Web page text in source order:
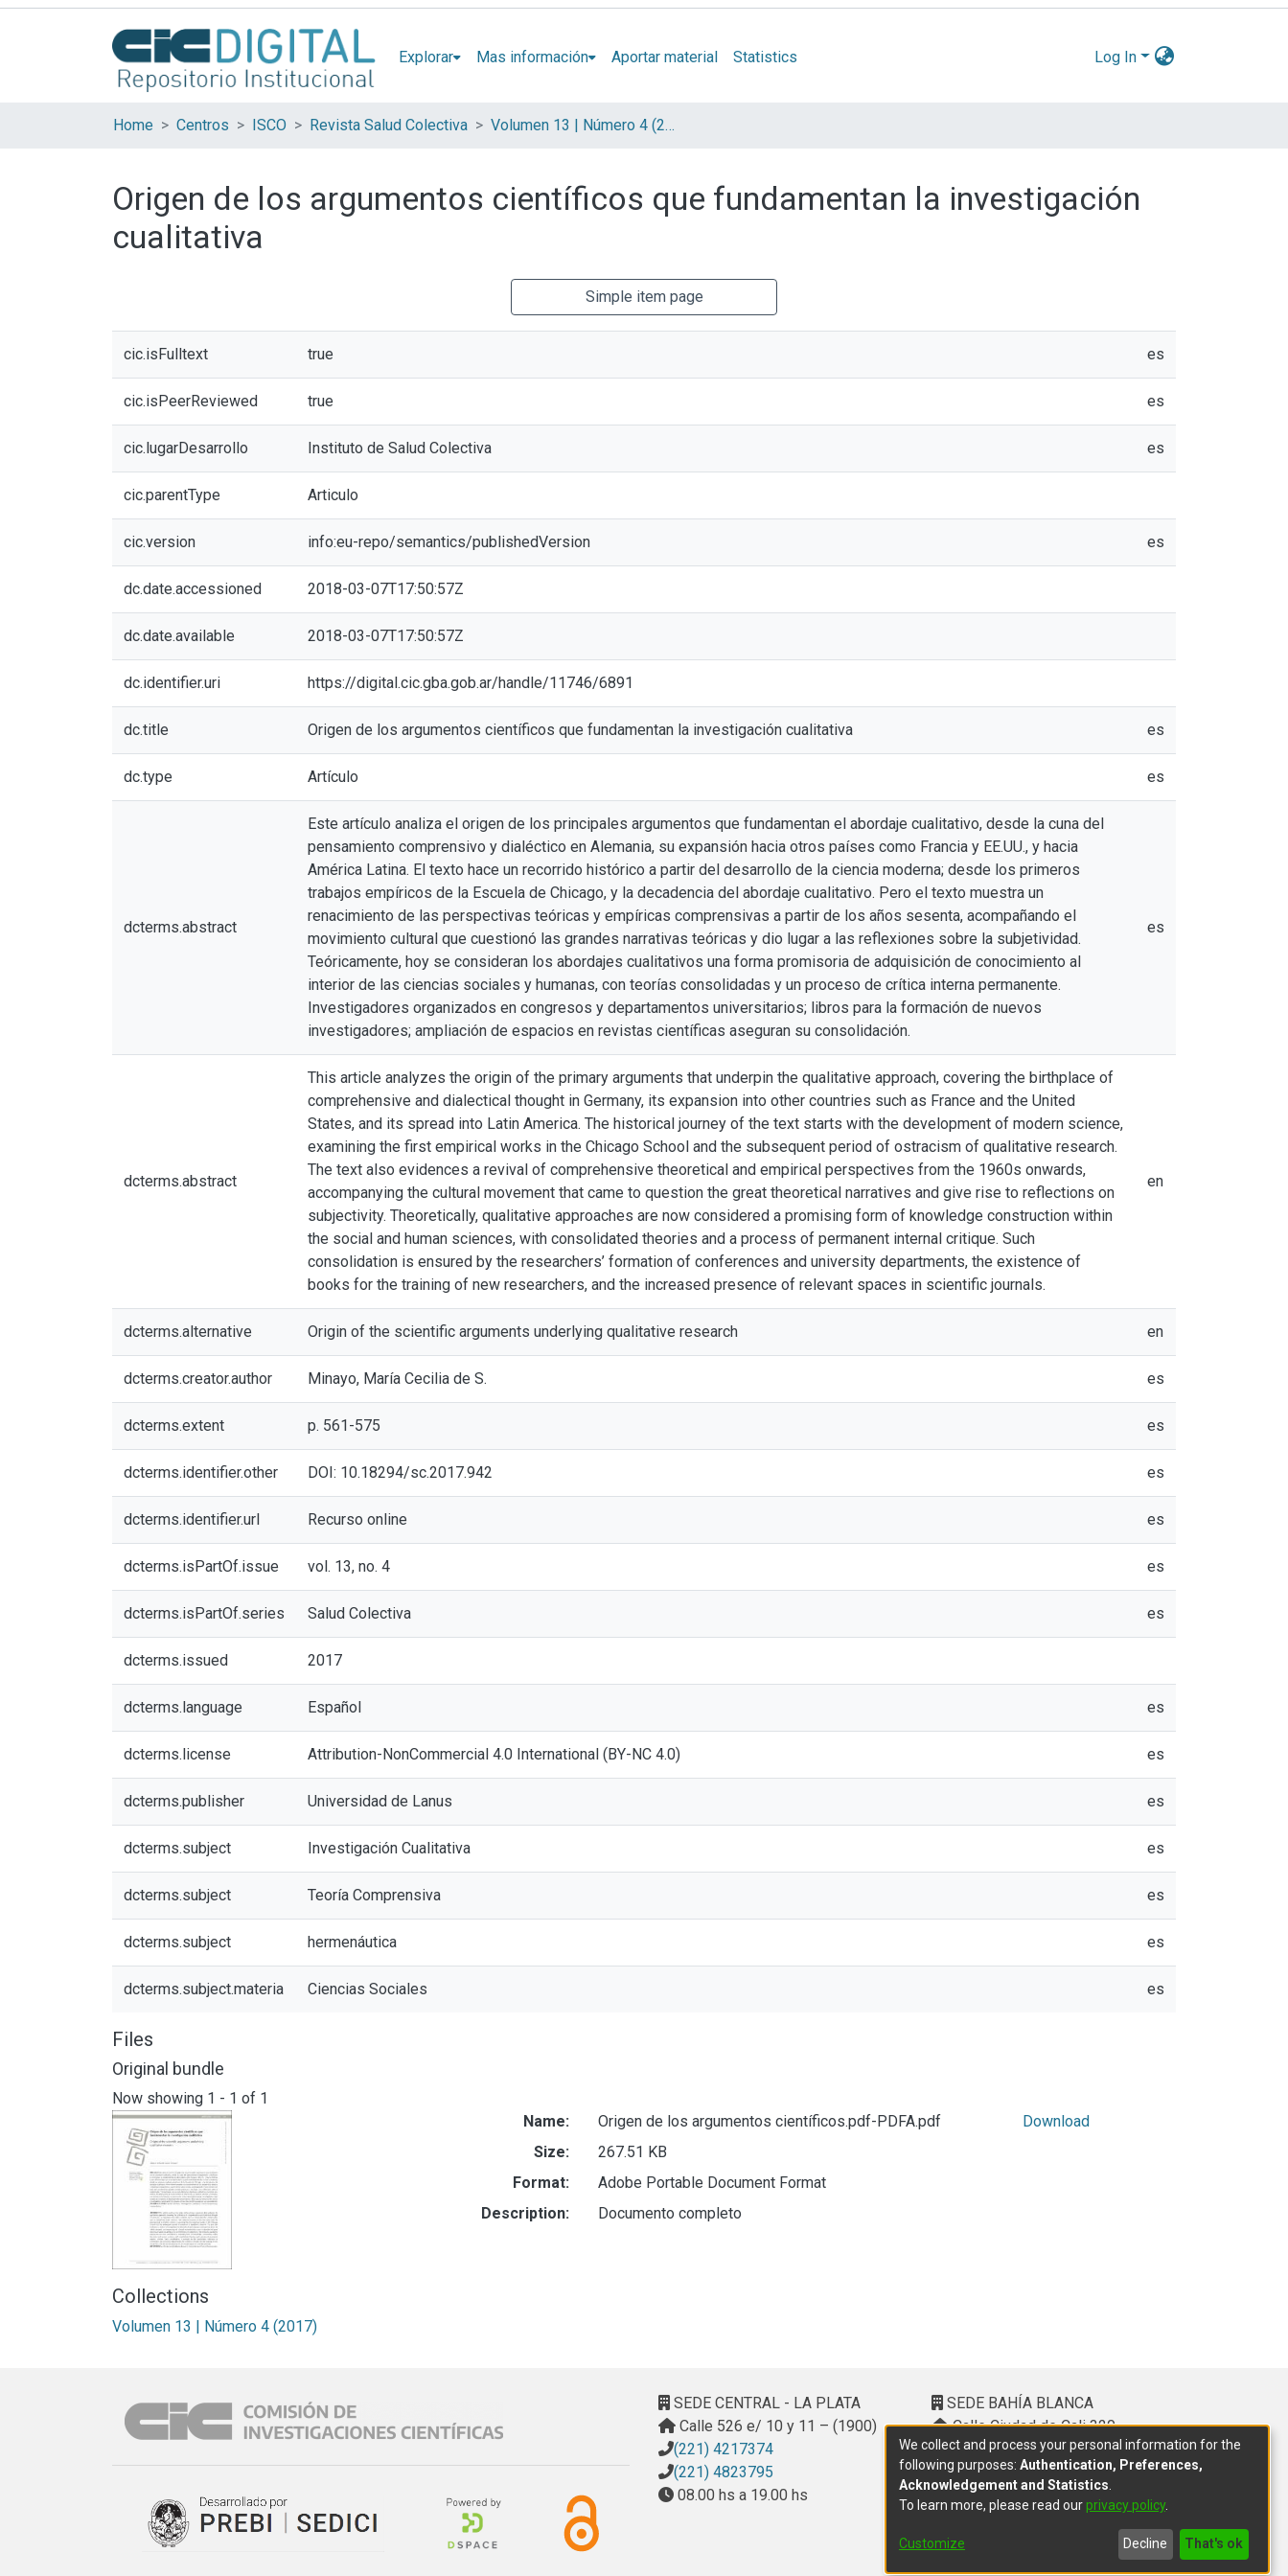
Explorar Mas información Aportar material Statistics Log In
Home Centros ISCO Revista Salud Colectiva Volumen 13 | Número 4 (2017)
Origen de los argumentos científicos que fundamentan la investigación
cualitativa
Simple item page
cic.isFulltext true es
cic.isPeerReviewed true es
cic.lugarDesarrollo Instituto de Salud Colectiva es
cic.parentType Articulo
cic.version info:eu-repo/semantics/publishedVersion es
dc.date.accessioned 2018-03-07T17:50:57Z
dc.date.available 2018-03-07T17:50:57Z
dc.identifier.uri https://digital.cic.gba.gob.ar/handle/11746/6891
dc.title Origen de los argumentos científicos que fundamentan la investigación cualitativa es
dc.type Artículo es
dcterms.abstract
Este artículo analiza el origen de los principales argumentos que fundamentan el abordaje cualitativo, desde la cuna del
pensamiento comprensivo y dialéctico en Alemania, su expansión hacia otros países como Francia y EE.UU., y hacia
América Latina. El texto hace un recorrido histórico a partir del desarrollo de la ciencia moderna; desde los primeros
trabajos empíricos de la Escuela de Chicago, y la decadencia del abordaje cualitativo. Pero el texto muestra un
renacimiento de las perspectivas teóricas y empíricas comprensivas a partir de los años sesenta, acompañando el
movimiento cultural que cuestionó las grandes narrativas teóricas y dio lugar a las reflexiones sobre la subjetividad.
Teóricamente, hoy se consideran los abordajes cualitativos una forma promisoria de adquisición de conocimiento al
interior de las ciencias sociales y humanas, con teorías consolidadas y un proceso de crítica interna permanente.
Investigadores organizados en congresos y departamentos universitarios; libros para la formación de nuevos
investigadores; ampliación de espacios en revistas científicas aseguran su consolidación.
es
dcterms.abstract
This article analyzes the origin of the primary arguments that underpin the qualitative approach, covering the birthplace of
comprehensive and dialectical thought in Germany, its expansion into other countries such as France and the United
States, and its spread into Latin America. The historical journey of the text starts with the development of modern science,
examining the first empirical works in the Chicago School and the subsequent period of ostracism of qualitative research.
The text also evidences a revival of comprehensive theoretical and empirical perspectives from the 1960s onwards,
accompanying the cultural movement that came to question the great theoretical narratives and give rise to reflections on
subjectivity. Theoretically, qualitative approaches are now considered a promising form of knowledge construction within
the social and human sciences, with consolidated theories and a process of permanent internal critique. Such
consolidation is ensured by the researchers’ formation of conferences and university departments, the existence of
books for the training of new researchers, and the increased presence of relevant spaces in scientific journals.
en
dcterms.alternative Origin of the scientific arguments underlying qualitative research en
dcterms.creator.author Minayo, María Cecilia de S. es
dcterms.extent p. 561-575 es
dcterms.identifier.other DOI: 10.18294/sc.2017.942 es
dcterms.identifier.url Recurso online es
dcterms.isPartOf.issue vol. 13, no. 4 es
dcterms.isPartOf.series Salud Colectiva es
dcterms.issued 2017
dcterms.language Español es
dcterms.license Attribution-NonCommercial 4.0 International (BY-NC 4.0) es
dcterms.publisher Universidad de Lanus es
dcterms.subject Investigación Cualitativa es
dcterms.subject Teoría Comprensiva es
dcterms.subject hermenáutica es
dcterms.subject.materia Ciencias Sociales es
Files
Original bundle
Now showing 1 - 1 of 1
Name:
Origen de los argumentos científicos.pdf-PDFA.pdf
Size:
267.51 KB
Format:
Adobe Portable Document Format
Description:
Documento completo
Download
Collections
Volumen 13 | Número 4 (2017)
SEDE CENTRAL - LA PLATA
Calle 526 e/ 10 y 11 – (1900)
(221) 4217374
(221) 4823795
08.00 hs a 19.00 hs
SEDE BAHÍA BLANCA
Calle Ciudad de Cali 320 –
(8000). Universidad Provincial del
Sudoeste (UPSO)
(291) 459 2550, interno 147
10.00 h a 14.00 h
delegacion.bahia@cic.gba.gob.ar
We collect and process your personal information for the
following purposes: Authentication, Preferences,
Acknowledgement and Statistics
To learn more, please read ourprivacy policy.
Customize Decline That's ok